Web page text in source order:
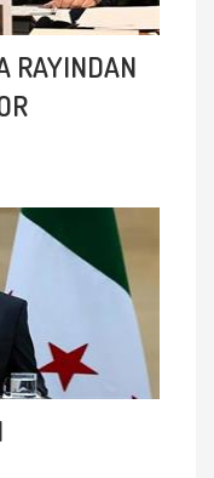
RAYINDAN